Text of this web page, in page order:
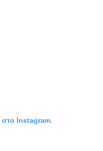
στο Instagram.